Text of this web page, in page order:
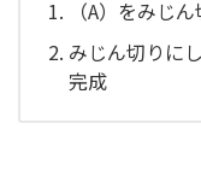
（A）をみじ
みじん切りに
完成